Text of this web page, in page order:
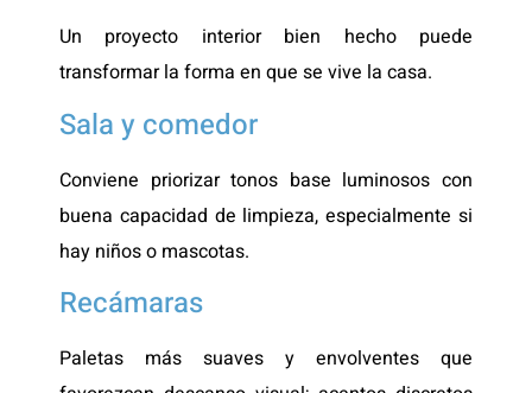
Un proyecto interior bien hecho puede
transformar la forma en que se vive la casa.
Sala y comedor
Conviene priorizar tonos base luminosos con
buena capacidad de limpieza, especialmente si
hay niños o mascotas.
Recámaras
Paletas más suaves y envolventes que